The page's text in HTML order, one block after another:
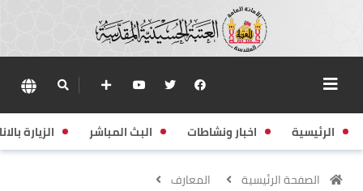
الرئيسية اخبار ونشاطات البث المباشر الزيارة
الصفحة الرئيسية المعارف